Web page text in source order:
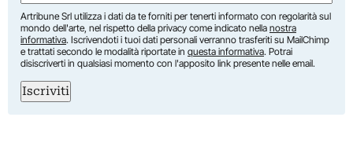
Artribune Srl utilizza i dati da te forniti per tenerti informato con regolarità sul
mondo dell'arte, nel rispetto della privacy come indicato nella nostra
informativa. Iscrivendoti i tuoi dati personali verranno trasferiti su MailChimp
e trattati secondo le modalità riportate in questa informativa. Potrai
disiscriverti in qualsiasi momento con l'apposito link presente nelle email.
Iscriviti